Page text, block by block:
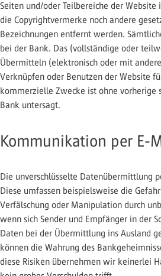
Seiten und/oder Teilbereiche der
die Copyrightvermerke noch andere
Bezeichnungen entfernt werden.
bei der Bank. Das (vollständige oder
Übermitteln (elektronisch oder mit
Verknüpfen oder Benutzen der Website
kommerzielle Zwecke ist ohne vorherige
Bank untersagt.
Kommunikation per E-
Die unverschlüsselte Datenübermittlung
Diese umfassen beispielsweise die
Verfälschung oder Manipulation durch
wenn sich Sender und Empfänger in der
Daten bei der Übermittlung ins Ausland
können die Wahrung des
diese Risiken übernehmen wir keinerlei